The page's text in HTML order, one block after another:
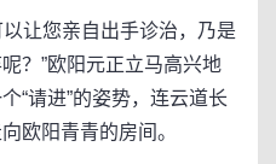
让您亲自出手诊治，乃是
？”欧阳元正立马高兴地
“请进”的姿势，连云道长
欧阳青青的房间。